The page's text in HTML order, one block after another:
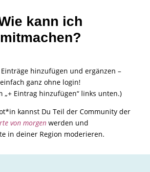
kann ich
mitmachen?
hinzufügen und ergänzen –
einfach ganz ohne login!
„+ Eintrag hinzufügen“ links unten.)
kannst Du Teil der Community der
von morgen werden und
in deiner Region moderieren.